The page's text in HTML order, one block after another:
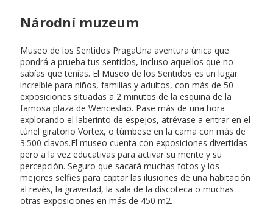
Národní muzeum
Museo de los Sentidos PragaUna aventura única que
pondrá a prueba tus sentidos, incluso aquellos que no
sabías que tenías. El Museo de los Sentidos es un lugar
increíble para niños, familias y adultos, con más de 50
exposiciones situadas a 2 minutos de la esquina de la
famosa plaza de Wenceslao. Pase más de una hora
explorando el laberinto de espejos, atrévase a entrar en el
túnel giratorio Vortex, o túmbese en la cama con más de
3.500 clavos.El museo cuenta con exposiciones divertidas
pero a la vez educativas para activar su mente y su
percepción. Seguro que sacará muchas fotos y los
mejores selfies para captar las ilusiones de una habitación
al revés, la gravedad, la sala de la discoteca o muchas
otras exposiciones en más de 450 m2.